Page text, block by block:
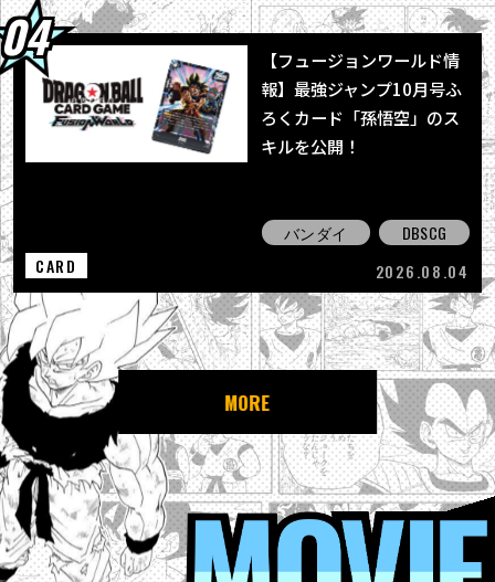
【フュージョンワールド情
報】最強ジャンプ10月号ふ
ろくカード「孫悟空」のス
キルを公開！
バンダイ
DBSCG
CARD
2026.08.04
MORE
MOVIE